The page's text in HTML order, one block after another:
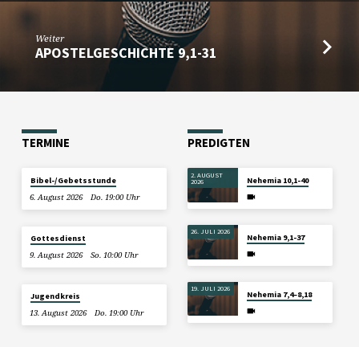
Weiter
APOSTELGESCHICHTE 9,1-31
TERMINE
Bibel-/Gebetsstunde
6. August 2026
Do. 19:00 Uhr
Gottesdienst
9. August 2026
So. 10:00 Uhr
Jugendkreis
13. August 2026
Do. 19:00 Uhr
PREDIGTEN
2. AUGUST
2026 Nehemia 10,1-40
26. JULI 2026
Nehemia 9,1-37
19. JULI 2026
Nehemia 7,4–8,18